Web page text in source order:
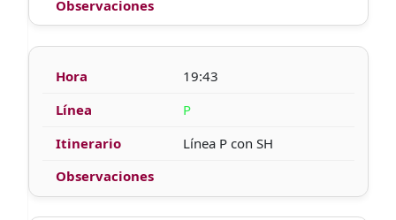
19:43
P
Línea P con SH